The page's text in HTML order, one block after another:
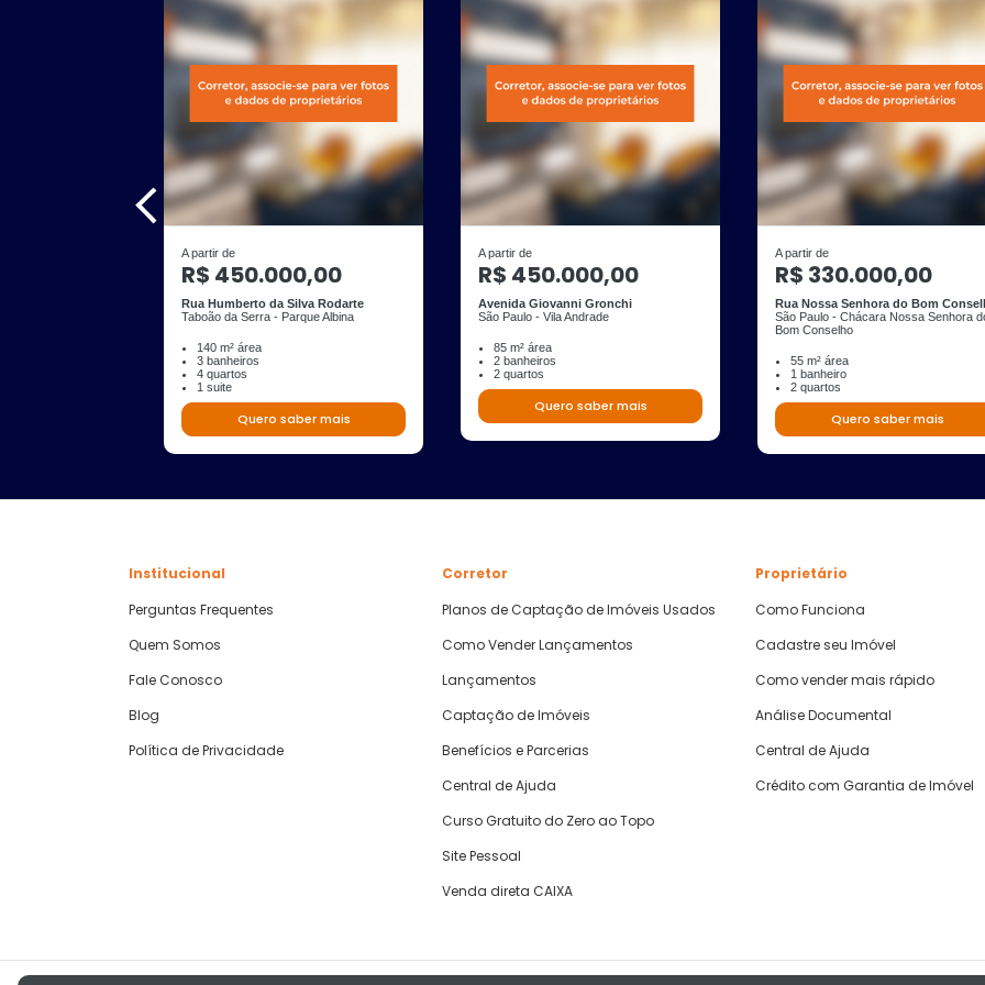
A partir de
R$ 450.000,00
Rua Humberto da Silva Rodarte
Taboão da Serra - Parque Albina
140 m² área
3 banheiros
4 quartos
1 suite
Quero saber mais
A partir de
R$ 450.000,00
Avenida Giovanni Gronchi
São Paulo - Vila Andrade
85 m² área
2 banheiros
2 quartos
Quero saber mais
A partir de
R$ 330.000,00
Rua Nossa Senhora do Bom
São Paulo - Chácara Nossa Senhora
Bom Conselho
55 m² área
1 banheiro
2 quartos
Quero saber mais
Institucional
Perguntas Frequentes
Quem Somos
Fale Conosco
Blog
Política de Privacidade
Corretor
Planos de Captação de Imóveis Usados
Como Vender Lançamentos
Lançamentos
Captação de Imóveis
Benefícios e Parcerias
Central de Ajuda
Curso Gratuito do Zero ao Topo
Site Pessoal
Venda direta CAIXA
Proprietário
Como Funciona
Cadastre seu Imóvel
Como vender mais rápido
Análise Documental
Central de Ajuda
Crédito com Garantia de Imóvel